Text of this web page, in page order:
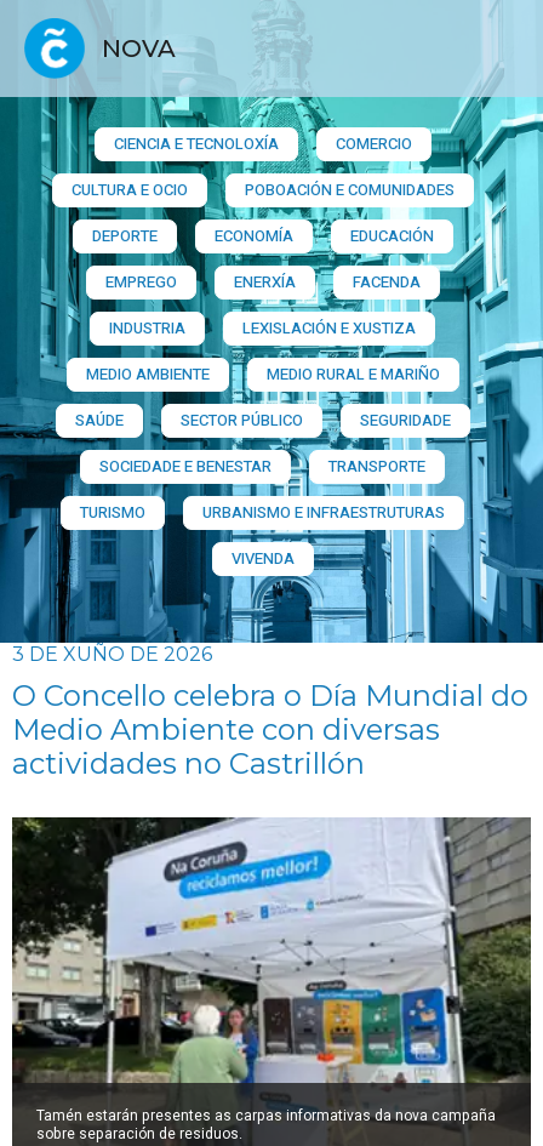
NOVA
CIENCIA E TECNOLOXÍA
COMERCIO
CULTURA E OCIO
POBOACIÓN E COMUNIDADES
DEPORTE
ECONOMÍA
EDUCACIÓN
EMPREGO
ENERXÍA
FACENDA
INDUSTRIA
LEXISLACIÓN E XUSTIZA
MEDIO AMBIENTE
MEDIO RURAL E MARIÑO
SAÚDE
SECTOR PÚBLICO
SEGURIDADE
SOCIEDADE E BENESTAR
TRANSPORTE
TURISMO
URBANISMO E INFRAESTRUTURAS
VIVENDA
3 DE XUÑO DE 2026
O Concello celebra o Día Mundial do
Medio Ambiente con diversas
actividades no Castrillón
Tamén estarán presentes as carpas informativas da nova campaña
sobre separación de residuos.